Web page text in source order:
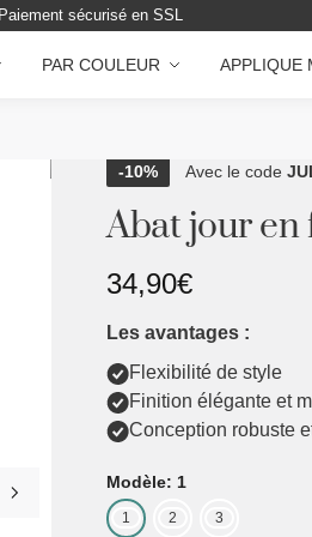
Assistance 5j/7 – 9h/18h
PAR COULEUR APPLIQUE
-10% Avec le code
Abat jour en
34,90€
Les avantages :
Flexibilité de style
Finition élégante et
Conception robuste
Modèle: 1
1 2 3